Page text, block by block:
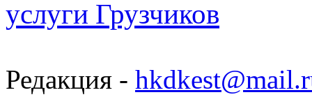
услуги Грузчиков
Редакция -